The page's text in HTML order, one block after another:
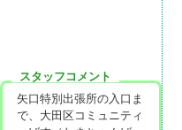
スタッフコメント
矢口特別出張所の入口ま
で、大田区コミュニティ